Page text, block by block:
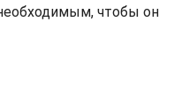
чтобы он